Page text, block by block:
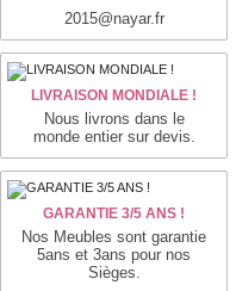
2015@nayar.fr
LIVRAISON MONDIALE !
Nous livrons dans le
monde entier sur devis.
GARANTIE 3/5 ANS !
Nos Meubles sont garantie
5ans et 3ans pour nos
Sièges.